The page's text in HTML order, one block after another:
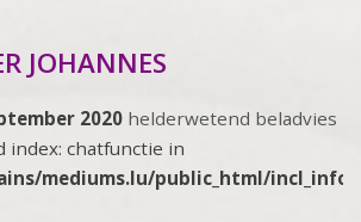
JOHANNES
2020 helderwetend beladvies
index: chatfunctie in
mediums.lu/public_html/